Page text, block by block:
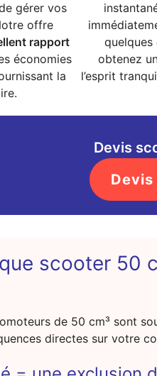
gérer vos
offre
rapport
économies
la
quelques
obtenez
l’esprit
Devis
scooter 50
de 50 cm³ sont
directes sur votre